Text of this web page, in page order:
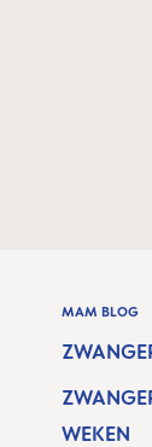
MAM BLOG
WEKEN